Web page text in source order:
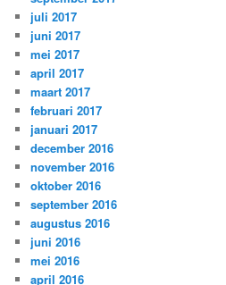
juli 2017
juni 2017
mei 2017
april 2017
maart 2017
februari 2017
januari 2017
december 2016
november 2016
oktober 2016
september 2016
augustus 2016
juni 2016
mei 2016
april 2016